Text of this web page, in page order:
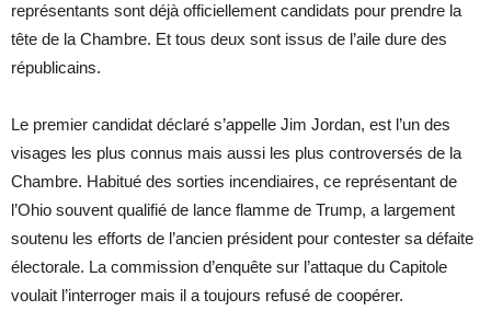
représentants sont déjà officiellement candidats pour prendre la
tête de la Chambre. Et tous deux sont issus de l’aile dure des
républicains.
Le premier candidat déclaré s’appelle Jim Jordan, est l’un des
visages les plus connus mais aussi les plus controversés de la
Chambre. Habitué des sorties incendiaires, ce représentant de
l’Ohio souvent qualifié de lance flamme de Trump, a largement
soutenu les efforts de l’ancien président pour contester sa défaite
électorale. La commission d’enquête sur l’attaque du Capitole
voulait l’interroger mais il a toujours refusé de coopérer.